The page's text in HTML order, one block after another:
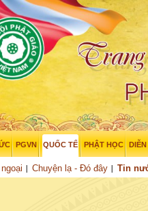
PGVN QUỐC TẾ
Chuyện lạ - Đó đây Tin
PHẬT HỌC
2026 – 17:27: 13